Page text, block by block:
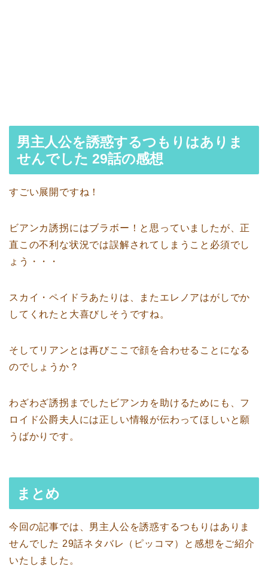
男主人公を誘惑するつもりはありま
せんでした 29話の感想
すごい展開ですね！
ビアンカ誘拐にはブラボー！と思っていましたが、正
直この不利な状況では誤解されてしまうこと必須でし
ょう・・・
スカイ・ペイドラあたりは、またエレノアはがしでか
してくれたと大喜びしそうですね。
そしてリアンとは再びここで顔を合わせることになる
のでしょうか？
わざわざ誘拐までしたビアンカを助けるためにも、フ
ロイド公爵夫人には正しい情報が伝わってほしいと願
うばかりです。
まとめ
今回の記事では、男主人公を誘惑するつもりはありま
せんでした 29話ネタバレ（ピッコマ）と感想をご紹介
いたしました。